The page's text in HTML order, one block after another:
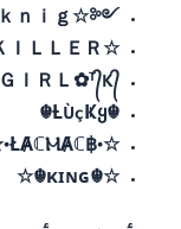
༺☆ｋｎｉｇ☆༺
☆ＡＲＭ☆ＫＩＬＬＥＲ☆
ＧＩＲＬ✿ᵀ᭄K᭄
☬Ƚ︎ÙçҜყ︎☬
☆•฿ŁȺℂⲘȺℂ•☆
☆☬κɪɴɢ☬☆